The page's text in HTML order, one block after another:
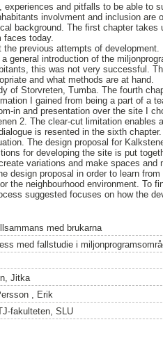
and pitfalls to be able to
involvment and inclusion
background. The first chapter
faces today.
previous attempts of
general introduction of the
this was not very successful.
and what methods are at hand.
of Storvreten, Tumba. The fourth
I gained from being a part of a
in and presentation over the site I
2. The clear-cut limitation enables
is resented in the sixth chapter.
The design proposal for
for developing the site is put
variations and make spaces
design proposal in order to learn
the neighbourhood environment. To
suggested focuses on how the
med brukarna
med fallstudie i
Jitka
, Erik
fakulteten, SLU